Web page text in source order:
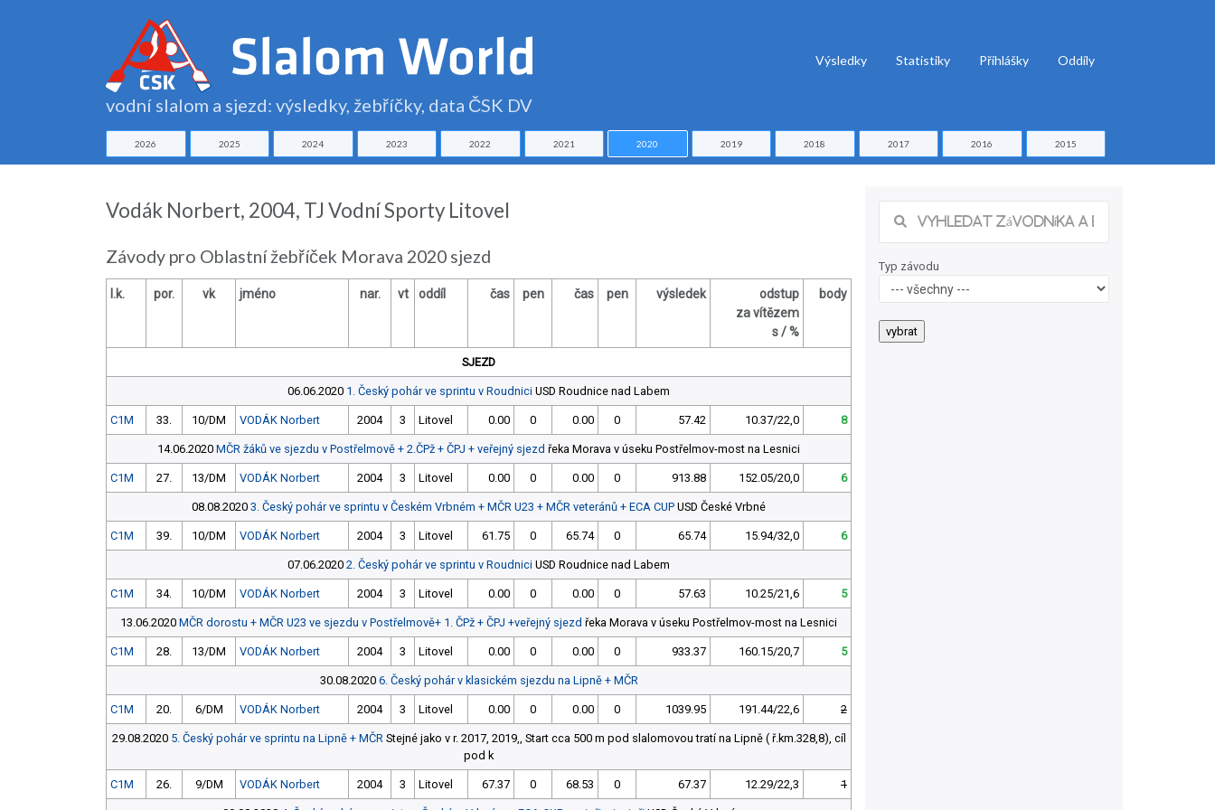
vodní slalom a sjezd: výsledky, žebříčky, data ČSK DV
Výsledky Statistiky Přihlášky Oddíly
2026 2025 2024 2023 2022 2021 2020 2019 2018 2017 2016 2015
Vodák Norbert, 2004, TJ Vodní Sporty Litovel
Závody pro Oblastní žebříček Morava 2020 sjezd
l.k. por. vk jméno nar. vt oddíl čas pen čas pen výsledek
odstup
za vítězem
s / %
body
SJEZD
06.06.2020 1. Český pohár ve sprintu v Roudnici USD Roudnice nad Labem
C1M 33. 10/DM VODÁK Norbert 2004 3 Litovel 0.00 0 0.00 0 57.42 10.37/22,0 8
14.06.2020 MČR žáků ve sjezdu v Postřelmově + 2.ČPž + ČPJ + veřejný sjezd řeka Morava v úseku Postřelmov-most na Lesnici
C1M 27. 13/DM VODÁK Norbert 2004 3 Litovel 0.00 0 0.00 0 913.88 152.05/20,0 6
08.08.2020 3. Český pohár ve sprintu v Českém Vrbném + MČR U23 + MČR veteránů + ECA CUP USD České Vrbné
C1M 39. 10/DM VODÁK Norbert 2004 3 Litovel 61.75 0 65.74 0 65.74 15.94/32,0 6
07.06.2020 2. Český pohár ve sprintu v Roudnici USD Roudnice nad Labem
C1M 34. 10/DM VODÁK Norbert 2004 3 Litovel 0.00 0 0.00 0 57.63 10.25/21,6 5
13.06.2020 MČR dorostu + MČR U23 ve sjezdu v Postřelmově+ 1. ČPž + ČPJ +veřejný sjezd řeka Morava v úseku Postřelmov-most na Lesnici
C1M 28. 13/DM VODÁK Norbert 2004 3 Litovel 0.00 0 0.00 0 933.37 160.15/20,7 5
30.08.2020 6. Český pohár v klasickém sjezdu na Lipně + MČR
C1M 20. 6/DM VODÁK Norbert 2004 3 Litovel 0.00 0 0.00 0 1039.95 191.44/22,6 2
29.08.2020 5. Český pohár ve sprintu na Lipně + MČR Stejné jako v r. 2017, 2019,, Start cca 500 m pod slalomovou tratí na Lipně ( ř.km.328,8), cíl
pod k
C1M 26. 9/DM VODÁK Norbert 2004 3 Litovel 67.37 0 68.53 0 67.37 12.29/22,3 1
Typ závodu